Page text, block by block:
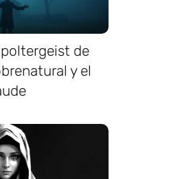
de
y el